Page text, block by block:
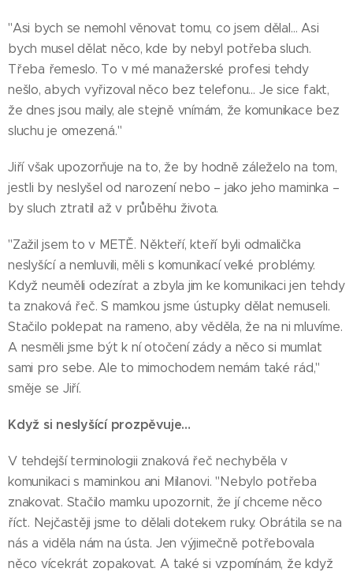
"Asi bych se nemohl věnovat tomu, co jsem dělal… Asi
bych musel dělat něco, kde by nebyl potřeba sluch.
Třeba řemeslo. To v mé manažerské profesi tehdy
nešlo, abych vyřizoval něco bez telefonu… Je sice fakt,
že dnes jsou maily, ale stejně vnímám, že komunikace bez
sluchu je omezená."
Jiří však upozorňuje na to, že by hodně záleželo na tom,
jestli by neslyšel od narození nebo – jako jeho maminka –
by sluch ztratil až v průběhu života.
"Zažil jsem to v METĚ. Někteří, kteří byli odmalička
neslyšící a nemluvili, měli s komunikací velké problémy.
Když neuměli odezírat a zbyla jim ke komunikaci jen tehdy
ta znaková řeč. S mamkou jsme ústupky dělat nemuseli.
Stačilo poklepat na rameno, aby věděla, že na ni mluvíme.
A nesměli jsme být k ní otočení zády a něco si mumlat
sami pro sebe. Ale to mimochodem nemám také rád,"
směje se Jiří.
Když si neslyšící prozpěvuje…
V tehdejší terminologii znaková řeč nechyběla v
komunikaci s maminkou ani Milanovi. "Nebylo potřeba
znakovat. Stačilo mamku upozornit, že jí chceme něco
říct. Nejčastěji jsme to dělali dotekem ruky. Obrátila se na
nás a viděla nám na ústa. Jen výjimečně potřebovala
něco vícekrát zopakovat. A také si vzpomínám, že když